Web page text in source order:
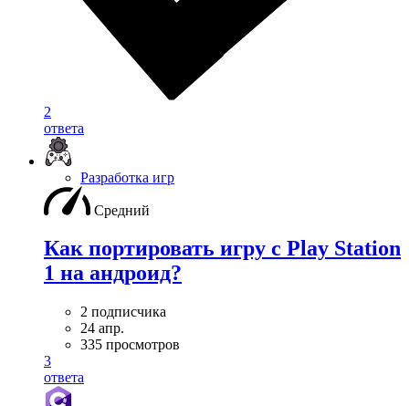
2
ответа
Разработка игр
Средний
Как портировать игру с Play Station
1 на андроид?
2 подписчика
24 апр.
335 просмотров
3
ответа